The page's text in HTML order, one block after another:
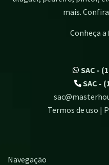
mais.
Conheça a
SAC -
SAC -
Termos de uso |
Navegação